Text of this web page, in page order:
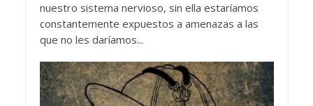
nuestro sistema nervioso, sin ella estaríamos
constantemente expuestos a amenazas a las
que no les daríamos...